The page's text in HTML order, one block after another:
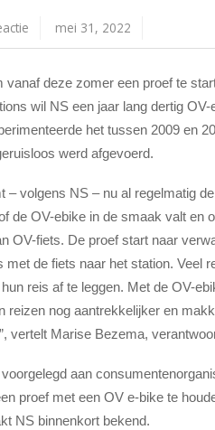
mei 31, 2022
vanaf deze zomer een proef te
wil NS een jaar lang dertig
het tussen 2009 en
werd afgevoerd.
– volgens NS – nu al regelmatig
de OV-ebike in de smaak valt en
OV-fiets. De proef start naar
met de fiets naar het station. Veel
reis af te leggen. Met de OV-
reizen nog aantrekkelijker en
vertelt Marise Bezema,
aan
proef met een OV e-bike te
NS binnenkort bekend.